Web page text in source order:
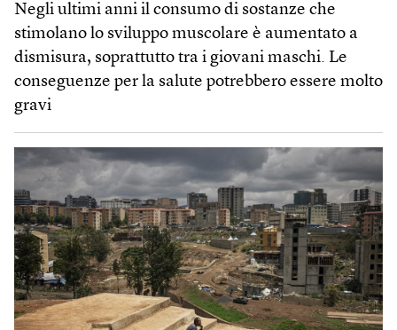
Negli ultimi anni il consumo di sostanze che
stimolano lo sviluppo muscolare è aumentato a
dismisura, soprattutto tra i giovani maschi. Le
conseguenze per la salute potrebbero essere molto
gravi